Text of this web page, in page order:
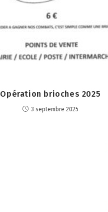
Opération brioches 2025
3 septembre 2025